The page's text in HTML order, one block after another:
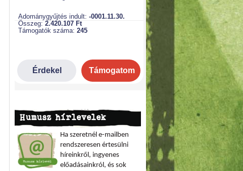
Humusz hírlevelek
Ha szeretnél e-mailben
rendszeresen értesülni
híreinkről, ingyenes
előadásainkról, és sok